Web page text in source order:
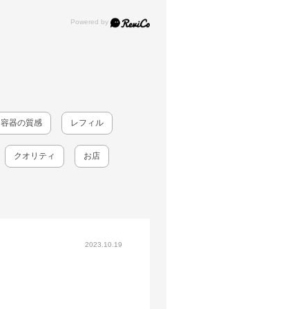
容器の質感 レフィル
クオリティ お店
2023.10.19